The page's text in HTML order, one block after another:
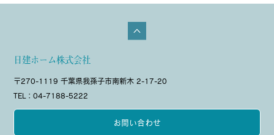
日建ホーム株式会社
〒270-1119 千葉県我孫子市南新木 2-17-20
TEL：04-7188-5222
お問い合わせ